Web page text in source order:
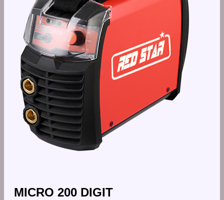
MICRO 200 DIGIT